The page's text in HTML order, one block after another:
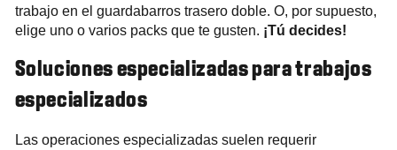
trabajo en el guardabarros trasero doble. O, por supuesto,
elige uno o varios packs que te gusten. ¡Tú decides!
Soluciones especializadas para trabajos
especializados
Las operaciones especializadas suelen requerir